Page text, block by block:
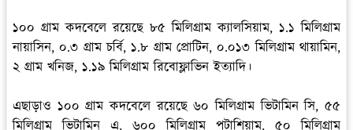
১০০ গ্রাম কদবেলে রয়েছে ৮৫ মিলিগ্রাম ক্যালসিয়াম, ১.১ মিলিগ্রাম
নায়াসিন, ০.৩ গ্রাম চর্বি, ১.৮ গ্রাম প্রোটিন, ০.০১৩ মিলিগ্রাম থায়ামিন,
২ গ্রাম খনিজ, ১.১৯ মিলিগ্রাম রিবোফ্লাভিন ইত্যাদি।
এছাড়াও ১০০ গ্রাম কদবেলে রয়েছে ৬০ মিলিগ্রাম ভিটামিন সি, ৫৫
মিলিগ্রাম ভিটামিন এ, ৬০০ মিলিগ্রাম পটাশিয়াম, ৫০ মিলিগ্রাম